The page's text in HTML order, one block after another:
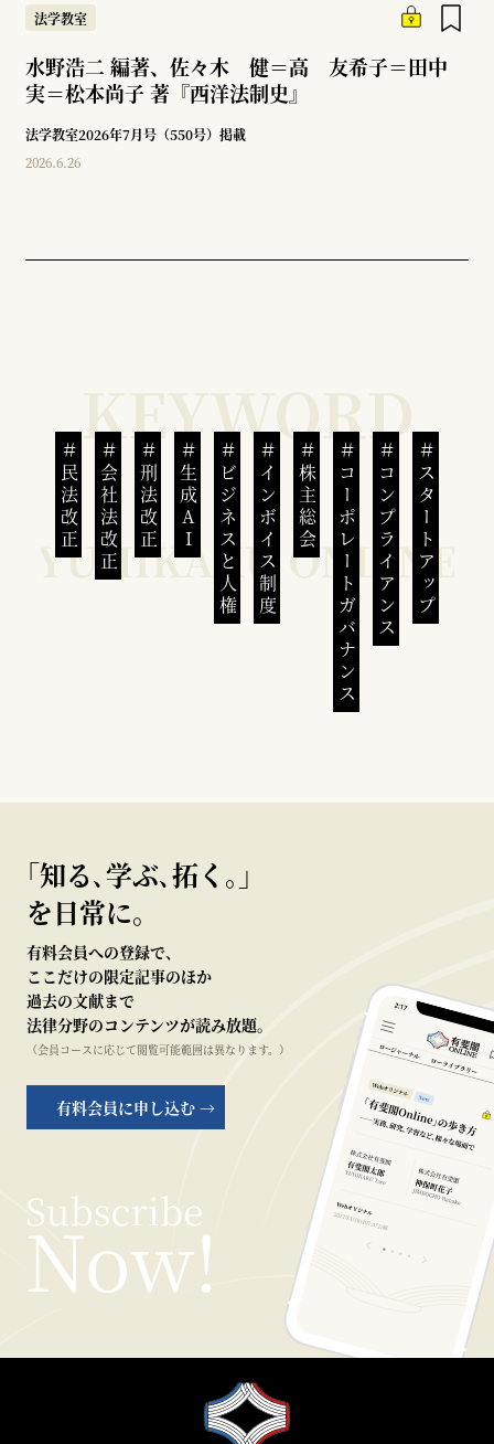
法学教室
水野浩二 編著、佐々木 健＝高 友希子＝田中
実＝松本尚子 著『西洋法制史』
法学教室2026年7月号（550号）掲載
2026.6.26
民法改正 会社法改正 刑法改正 生成AI ビジネスと人権インボイス制度 株主総会 コーポレートガバナンスコンプライアンススタートアップ
｢知る､学ぶ､拓く｡｣
を日常に。
有料会員への登録で、
ここだけの限定記事のほか
過去の文献まで
法律分野のコンテンツが読み放題。
（会員コースに応じて閲覧可能範囲は異なります。）
有料会員に申し込む →